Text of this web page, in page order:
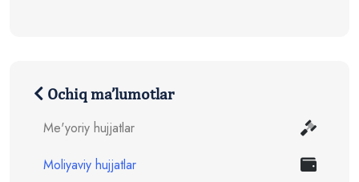
Ochiq ma’lumotlar
Me'yoriy hujjatlar
Moliyaviy hujjatlar